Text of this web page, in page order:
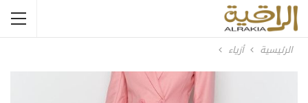
الرئيسية أزياء